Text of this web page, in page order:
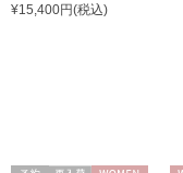
¥15,400円(税込)